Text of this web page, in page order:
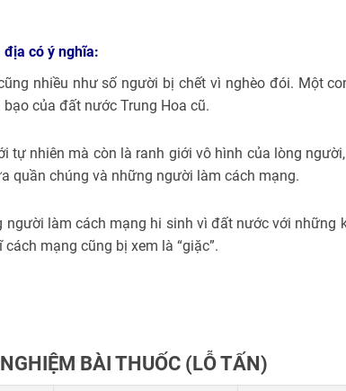
có ý nghĩa:
nhiều như số người bị chết vì nghèo đói. Một
của đất nước Trung Hoa cũ.
tự nhiên mà còn là ranh giới vô hình của lòng
quần chúng và những người làm cách mạng.
người làm cách mạng hi sinh vì đất nước với những
mạng cũng bị xem là “giặc”.
BÀI THUỐC (LỖ TẤN)